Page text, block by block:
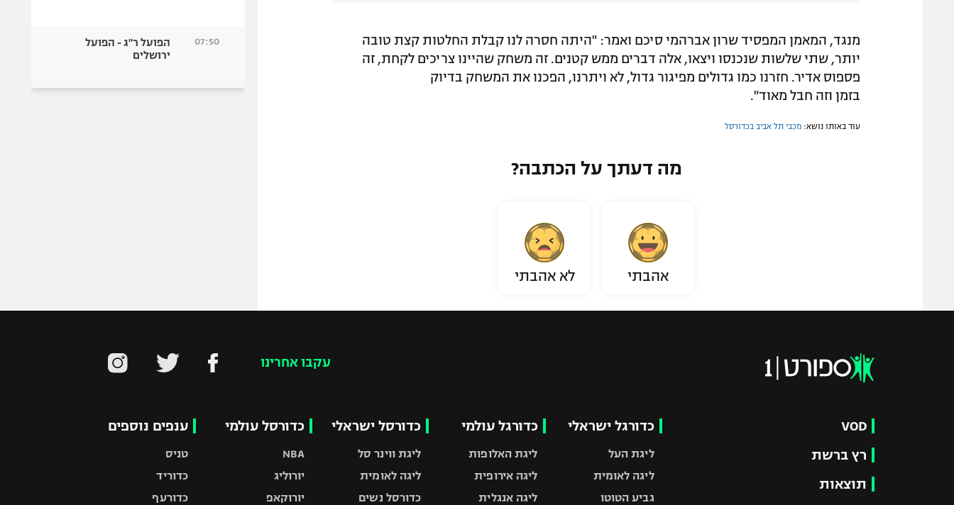
מנגד, המאמן המפסיד שרון אברהמי סיכם ואמר: "היתה חסרה לנו קבלת החלטות קצת טובה
יותר, שתי שלשות שנכנסו ויצאו, אלה דברים ממש קטנים. זה משחק שהיינו צריכים לקחת, זה
פספוס אדיר. חזרנו כמו גדולים מפיגור גדול, לא ויתרנו, הפכנו את המשחק בדיוק
בזמן וזה חבל מאוד".
עוד באותו נושא: מכבי תל אביב בכדורסל
מה דעתך על הכתבה?
אהבתי לא אהבתי
07:50
הפועל ר"ג - הפועל
ירושלים
עקבו אחרינו
VOD
רץ ברשת
תוצאות
כדורגל ישראלי
ליגת העל
ליגה לאומית
גביע הטוטו
כדורגל עולמי
ליגת האלופות
ליגה אירופית
ליגה אנגלית
כדורסל ישראלי
ליגת ווינר סל
ליגה לאומית
כדורסל נשים
כדורסל עולמי
NBA
יורוליג
יורוקאפ
ענפים נוספים
טניס
כדוריד
כדורעף